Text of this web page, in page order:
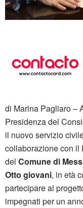
di Marina Pagliaro –
Presidenza del
il nuovo servizio
collaborazione con il
del Comune di
Otto giovani, in età
partecipare al
impegnati per un